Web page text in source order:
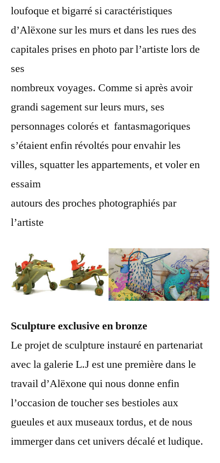
loufoque et bigarré si caractéristiques
d’Alëxone sur les murs et dans les rues des
capitales prises en photo par l’artiste lors de
ses
nombreux voyages. Comme si après avoir
grandi sagement sur leurs murs, ses
personnages colorés et fantasmagoriques
s’étaient enfin révoltés pour envahir les
villes, squatter les appartements, et voler en
essaim
autours des proches photographiés par
l’artiste
Sculpture exclusive en bronze
Le projet de sculpture instauré en partenariat
avec la galerie L.J est une première dans le
travail d’Alëxone qui nous donne enfin
l’occasion de toucher ses bestioles aux
gueules et aux museaux tordus, et de nous
immerger dans cet univers décalé et ludique.